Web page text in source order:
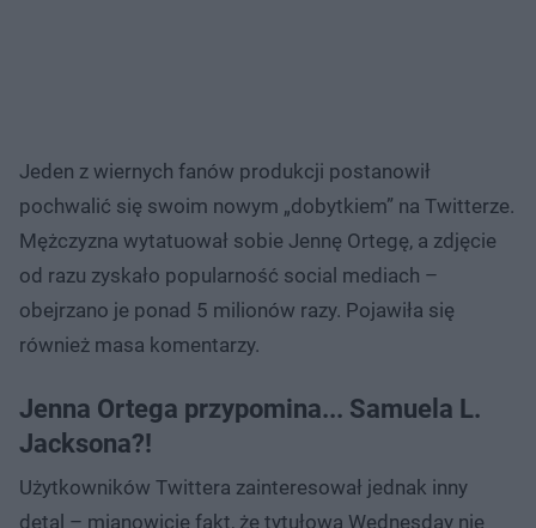
Jeden z wiernych fanów produkcji postanowił
pochwalić się swoim nowym „dobytkiem” na Twitterze.
Mężczyzna wytatuował sobie Jennę Ortegę, a zdjęcie
od razu zyskało popularność social mediach –
obejrzano je ponad 5 milionów razy. Pojawiła się
również masa komentarzy.
Jenna Ortega przypomina... Samuela L.
Jacksona?!
Użytkowników Twittera zainteresował jednak inny
detal – mianowicie fakt, że tytułowa Wednesday nie